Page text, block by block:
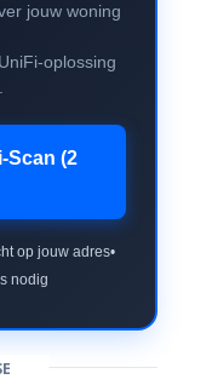
jouw woning
oplossing
Scan (2
op jouw adres•
nodig